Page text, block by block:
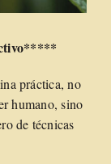
práctica, no
humano, sino
de técnicas